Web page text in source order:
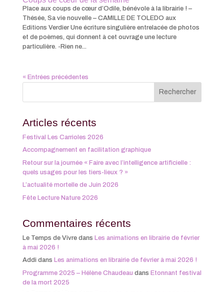
Place aux coups de cœur d’Odile, bénévole à la librairie ! –
Thésée, Sa vie nouvelle – CAMILLE DE TOLEDO aux
Editions Verdier Une écriture singulière entrelacée de photos
et de poèmes, qui donnent à cet ouvrage une lecture
particulière. -Rien ne...
« Entrées précédentes
Articles récents
Festival Les Carrioles 2026
Accompagnement en facilitation graphique
Retour sur la journée « Faire avec l’intelligence artificielle :
quels usages pour les tiers-lieux ? »
L’actualité mortelle de Juin 2026
Fête Lecture Nature 2026
Commentaires récents
Le Temps de Vivredans Les animations en librairie de février
à mai 2026 !
Addi dans Les animations en librairie de février à mai 2026 !
Programme 2025 – Hélène Chaudeau dans Etonnant festival
de la mort 2025